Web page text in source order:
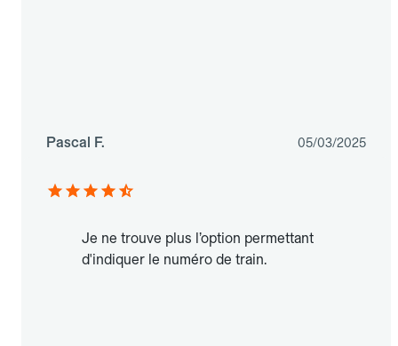
Pascal F. 05/03/2025
Je ne trouve plus l’option permettant
d'indiquer le numéro de train.